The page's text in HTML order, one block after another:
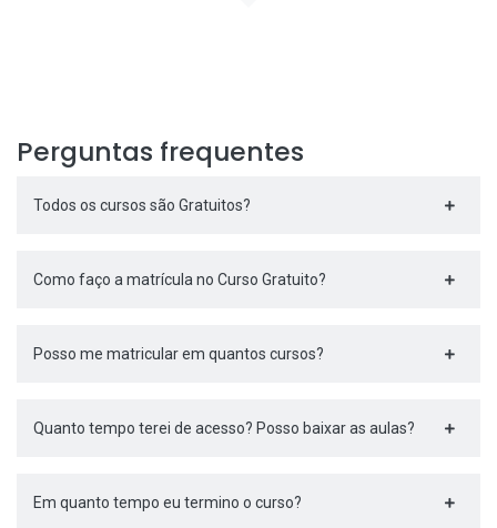
Perguntas frequentes
Todos os cursos são Gratuitos?
Como faço a matrícula no Curso Gratuito?
Posso me matricular em quantos cursos?
Quanto tempo terei de acesso? Posso baixar as aulas?
Em quanto tempo eu termino o curso?